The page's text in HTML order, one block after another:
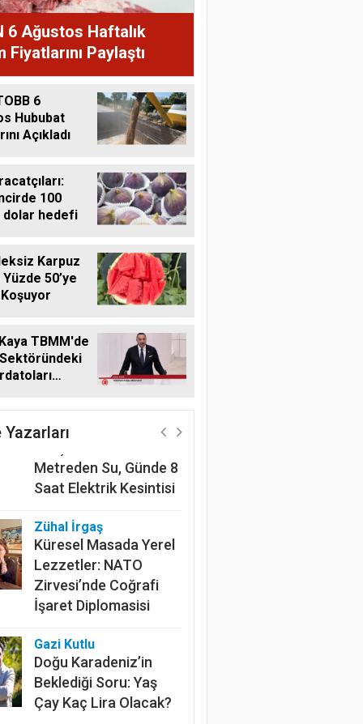
6 Ağustos Haftalık
Fiyatlarını Paylaştı
6
Hububat
Açıkladı
100
dolar hedefi
Karpuz
Yüzde 50’ye
TBMM'de
Yazarları
Harun Göksel
220 Kilometrelik
Kanalın Sonundaki Acı
Metreden Su, Günde 8
Saat Elektrik Kesintisi
Zühal İrgaş
Küresel Masada Yerel
Lezzetler: NATO
Zirvesi’nde Coğrafi
İşaret Diplomasisi
Gazi Kutlu
Doğu Karadeniz’in
Beklediği Soru: Yaş
Çay Kaç Lira Olacak?